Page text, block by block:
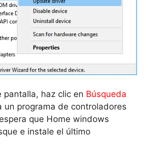
pantalla, haz clic en Búsqueda
un programa de controladores
que Home windows
e instale el último